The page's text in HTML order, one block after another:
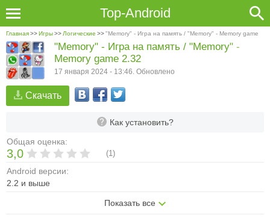
Top-Android
Главная>>Игры>> Логические >>"Memory" - Игра на память / "Memory" - Memory game
Скачать
Как установить?
Общая оценка:
3,0 (1)
Android версии:
2.2 и выше
Показать все
"Memory" - Игра на память / "Memory" -
Memory game 2.32
17 января 2024 - 13:46. Обновлено